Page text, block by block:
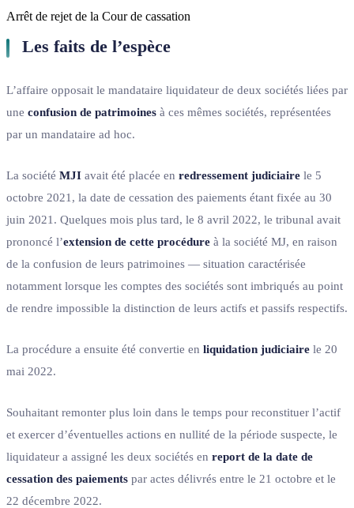
Arrêt de rejet de la Cour de cassation
Les faits de l’espèce
L’affaire opposait le mandataire liquidateur de deux sociétés liées par
une confusion de patrimoines à ces mêmes sociétés, représentées
par un mandataire ad hoc.
La société MJI avait été placée en redressement judiciaire le 5
octobre 2021, la date de cessation des paiements étant fixée au 30
juin 2021. Quelques mois plus tard, le 8 avril 2022, le tribunal avait
prononcé l’extension de cette procédure à la société MJ, en raison
de la confusion de leurs patrimoines — situation caractérisée
notamment lorsque les comptes des sociétés sont imbriqués au point
de rendre impossible la distinction de leurs actifs et passifs respectifs.
La procédure a ensuite été convertie en liquidation judiciaire le 20
mai 2022.
Souhaitant remonter plus loin dans le temps pour reconstituer l’actif
et exercer d’éventuelles actions en nullité de la période suspecte, le
liquidateur a assigné les deux sociétés en report de la date de
cessation des paiements par actes délivrés entre le 21 octobre et le
22 décembre 2022.